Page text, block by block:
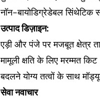
नॉन-बायोडिग्रेडेबल सिंथेटिक
उत्पाद डिज़ाइन:
एड़ी और पंजे पर मजबूत क्षेत्र
मामूली क्षति के लिए मरम्मत किट
बदलने योग्य तत्वों के साथ
सेवा नवाचार